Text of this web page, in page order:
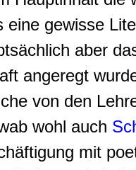
eine gewisse
aber
angeregt
von den
wohl auch
mit